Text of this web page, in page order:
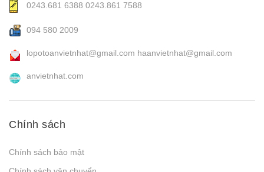
0243.681 6388 0243.861 7588
094 580 2009
lopotoanvietnhat@gmail.com haanvietnhat@gmail.com
anvietnhat.com
Chính sách
Chính sách bảo mật